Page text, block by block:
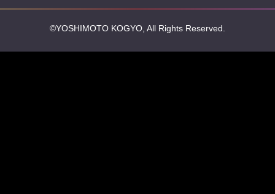
©YOSHIMOTO KOGYO, All Rights Reserved.